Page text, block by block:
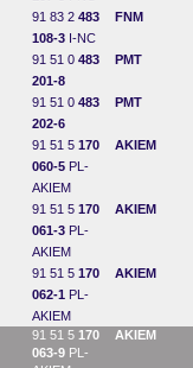
91 83 2 483
108-3 I-NC
FNM
91 51 0 483
201-8
PMT
91 51 0 483
202-6
PMT
91 51 5 170
060-5 PL-
AKIEM
AKIEM
91 51 5 170
061-3 PL-
AKIEM
AKIEM
91 51 5 170
062-1 PL-
AKIEM
AKIEM
91 51 5 170
063-9 PL-
AKIEM